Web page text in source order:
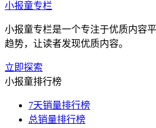
小报童专栏
小报童专栏是一个专注于优质内容
趋势，让读者发现优质内容。
立即探索
小报童排行榜
7天销量排行榜
总销量排行榜